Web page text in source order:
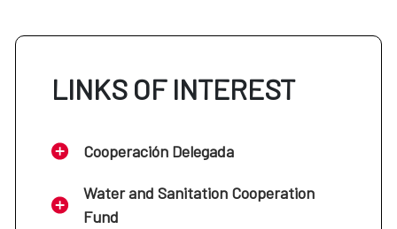
LINKS OF INTEREST
Cooperación Delegada
Water and Sanitation Cooperation
Fund